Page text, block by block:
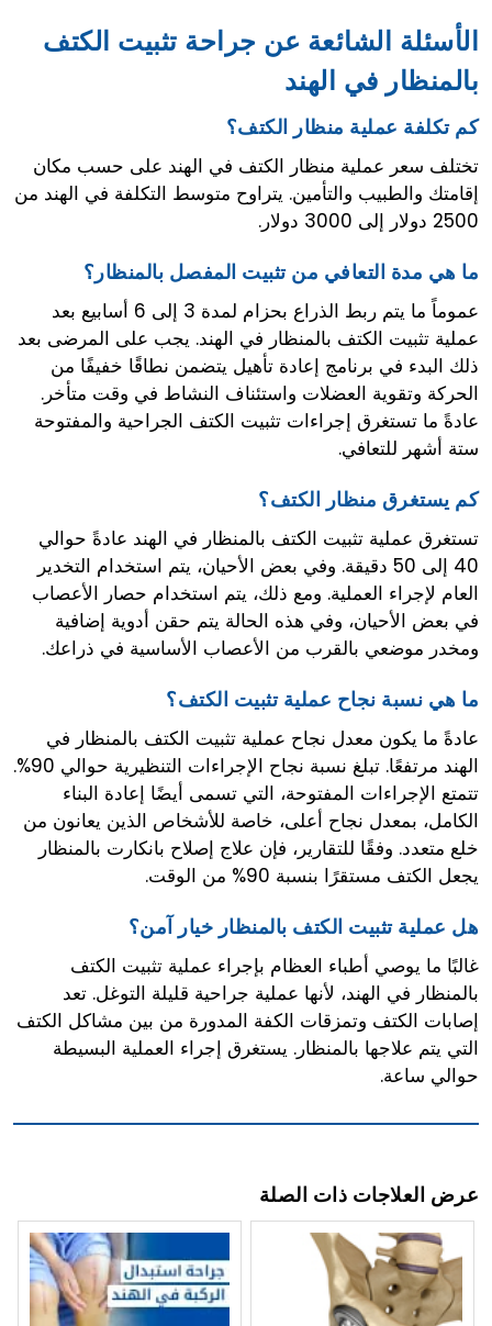
الأسئلة الشائعة عن جراحة تثبيت الكتف
بالمنظار في الهند
كم تكلفة عملية منظار الكتف؟
تختلف سعر عملية منظار الكتف في الهند على حسب مكان
إقامتك والطبيب والتأمين. يتراوح متوسط ​​التكلفة في الهند من
2500 دولار إلى 3000 دولار.
ما هي مدة التعافي من تثبيت المفصل بالمنظار؟
عموماً ما يتم ربط الذراع بحزام لمدة 3 إلى 6 أسابيع بعد
عملية تثبيت الكتف بالمنظار في الهند. يجب على المرضى بعد
ذلك البدء في برنامج إعادة تأهيل يتضمن نطاقًا خفيفًا من
الحركة وتقوية العضلات واستئناف النشاط في وقت متأخر.
عادةً ما تستغرق إجراءات تثبيت الكتف الجراحية والمفتوحة
ستة أشهر للتعافي.
كم يستغرق منظار الكتف؟
تستغرق عملية تثبيت الكتف بالمنظار في الهند عادةً حوالي
40 إلى 50 دقيقة. وفي بعض الأحيان، يتم استخدام التخدير
العام لإجراء العملية. ومع ذلك، يتم استخدام حصار الأعصاب
في بعض الأحيان، وفي هذه الحالة يتم حقن أدوية إضافية
ومخدر موضعي بالقرب من الأعصاب الأساسية في ذراعك.
ما هي نسبة نجاح عملية تثبيت الكتف؟
عادةً ما يكون معدل نجاح عملية تثبيت الكتف بالمنظار في
الهند مرتفعًا. تبلغ نسبة نجاح الإجراءات التنظيرية حوالي 90%.
تتمتع الإجراءات المفتوحة، التي تسمى أيضًا إعادة البناء
الكامل، بمعدل نجاح أعلى، خاصة للأشخاص الذين يعانون من
خلع متعدد. وفقًا للتقارير، فإن علاج إصلاح بانكارت بالمنظار
يجعل الكتف مستقرًا بنسبة 90% من الوقت.
هل عملية تثبيت الكتف بالمنظار خيار آمن؟
غالبًا ما يوصي أطباء العظام بإجراء عملية تثبيت الكتف
بالمنظار في الهند، لأنها عملية جراحية قليلة التوغل. تعد
إصابات الكتف وتمزقات الكفة المدورة من بين مشاكل الكتف
التي يتم علاجها بالمنظار. يستغرق إجراء العملية البسيطة
حوالي ساعة.
عرض العلاجات ذات الصلة